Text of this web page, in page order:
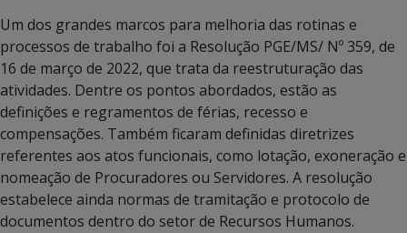
Um dos grandes marcos para melhoria das rotinas e
processos de trabalho foi a Resolução PGE/MS/ Nº 359, de
16 de março de 2022, que trata da reestruturação das
atividades. Dentre os pontos abordados, estão as
definições e regramentos de férias, recesso e
compensações. Também ficaram definidas diretrizes
referentes aos atos funcionais, como lotação, exoneração e
nomeação de Procuradores ou Servidores. A resolução
estabelece ainda normas de tramitação e protocolo de
documentos dentro do setor de Recursos Humanos.